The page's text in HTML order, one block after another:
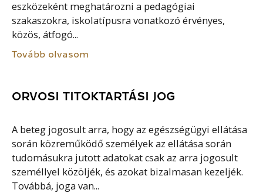
eszközeként meghatározni a pedagógiai
szakaszokra, iskolatípusra vonatkozó érvényes,
közös, átfogó...
Tovább olvasom
ORVOSI TITOKTARTÁSI JOG
A beteg jogosult arra, hogy az egészségügyi ellátása
során közreműködő személyek az ellátása során
tudomásukra jutott adatokat csak az arra jogosult
személlyel közöljék, és azokat bizalmasan kezeljék.
Továbbá, joga van...